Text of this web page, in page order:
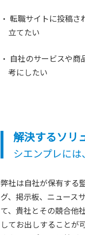
転職サイトに投稿さ
立てたい
自社のサービスや
考にしたい
解決するソリ
シエンプレには
弊社は自社が保有する
グ、掲示板、ニュース
て、貴社とその競合他
してお出しすることが